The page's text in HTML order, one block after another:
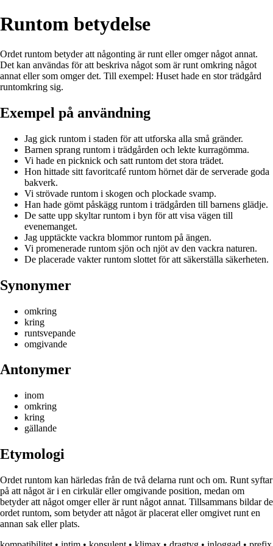
Runtom betydelse
Ordet runtom betyder att någonting är runt eller omger något annat.
Det kan användas för att beskriva något som är runt omkring något
annat eller som omger det. Till exempel: Huset hade en stor trädgård
runtomkring sig.
Exempel på användning
Jag gick runtom i staden för att utforska alla små gränder.
Barnen sprang runtom i trädgården och lekte kurragömma.
Vi hade en picknick och satt runtom det stora trädet.
Hon hittade sitt favoritcafé runtom hörnet där de serverade goda
bakverk.
Vi strövade runtom i skogen och plockade svamp.
Han hade gömt påskägg runtom i trädgården till barnens glädje.
De satte upp skyltar runtom i byn för att visa vägen till
evenemanget.
Jag upptäckte vackra blommor runtom på ängen.
Vi promenerade runtom sjön och njöt av den vackra naturen.
De placerade vakter runtom slottet för att säkerställa säkerheten.
Synonymer
omkring
kring
runtsvepande
omgivande
Antonymer
inom
omkring
kring
gällande
Etymologi
Ordet runtom kan härledas från de två delarna runt och om. Runt syftar
på att något är i en cirkulär eller omgivande position, medan om
betyder att något omger eller är runt något annat. Tillsammans bildar de
ordet runtom, som betyder att något är placerat eller omgivet runt en
annan sak eller plats.